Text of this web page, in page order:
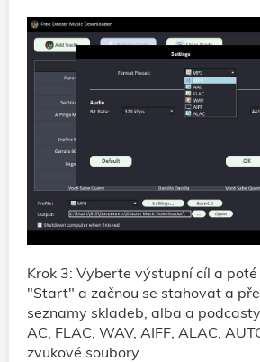
Krok 3: Vyberte výstupní cíl a
"Start" a začnou se stahovat a
seznamy skladeb, alba a
AC, FLAC, WAV, AIFF, ALAC,
zvukové soubory .